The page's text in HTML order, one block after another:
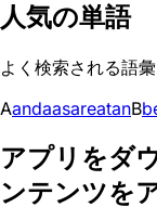
人気の単語
よく検索される語
AandaasareatanB
アプリをダ
ンテンツを